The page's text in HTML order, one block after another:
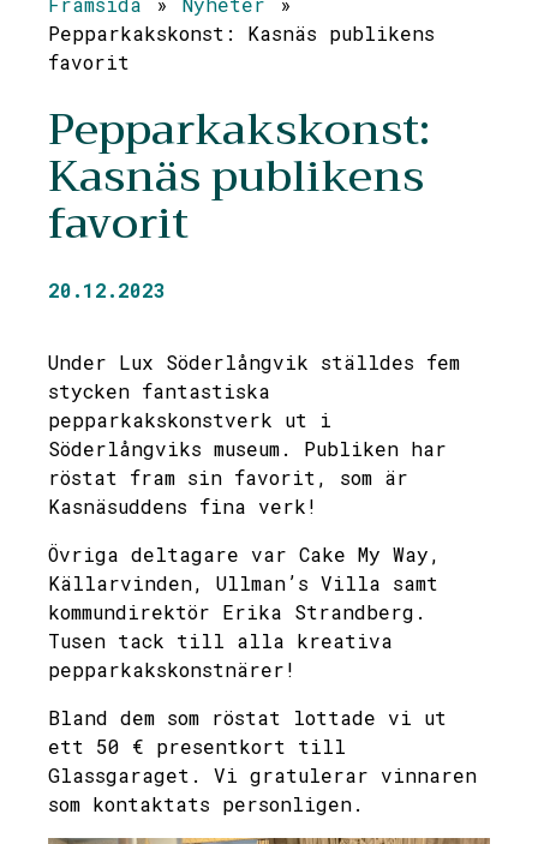
Pepparkakskonst: Kasnäs publikens
favorit
Pepparkakskonst:
Kasnäs publikens
favorit
20.12.2023
Under Lux Söderlångvik ställdes fem
stycken fantastiska
pepparkakskonstverk ut i
Söderlångviks museum. Publiken har
röstat fram sin favorit, som är
Kasnäsuddens fina verk!
Övriga deltagare var Cake My Way,
Källarvinden, Ullman’s Villa samt
kommundirektör Erika Strandberg.
Tusen tack till alla kreativa
pepparkakskonstnärer!
Bland dem som röstat lottade vi ut
ett 50 € presentkort till
Glassgaraget. Vi gratulerar vinnaren
som kontaktats personligen.